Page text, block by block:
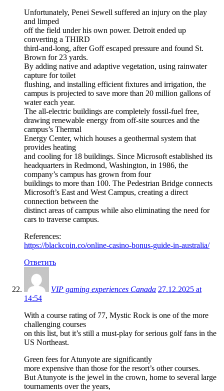
Unfortunately, Penei Sewell suffered an injury on the play
and limped
off the field under his own power. Detroit ended up
converting a THIRD
third-and-long, after Goff escaped pressure and found St.
Brown for 23 yards.
By adding native and adaptive vegetation, using rainwater
capture for toilet
flushing, and installing efficient fixtures and irrigation, the
campus is projected to save more than 20 million gallons of
water each year.
The all-electric buildings are completely fossil-fuel free,
drawing renewable energy from off-site sources and the
campus’s Thermal
Energy Center, which houses a geothermal system that
provides heating
and cooling for 18 buildings. Since Microsoft established its
headquarters in Redmond, Washington, in 1986, the
company’s campus has grown from four
buildings to more than 100. The Pedestrian Bridge connects
Microsoft’s East and West Campus, creating a direct
connection between the
distinct areas of campus while also eliminating the need for
cars to traverse campus.
References:
https://blackcoin.co/online-casino-bonus-guide-in-australia/
Ответить
VIP gaming experiences Canada 27.12.2025 at
14:54
With a course rating of 77, Mystic Rock is one of the more
challenging courses
on this list, but it’s still a must-play for serious golf fans in the
US Northeast.
Green fees for Atunyote are significantly
more expensive than those for the resort’s other courses.
But Atunyote is the jewel in the crown, home to several large
tournaments over the years,